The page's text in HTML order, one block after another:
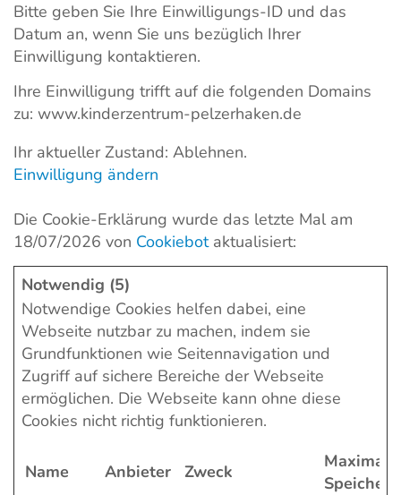
Bitte geben Sie Ihre Einwilligungs-ID und das
Datum an, wenn Sie uns bezüglich Ihrer
Einwilligung kontaktieren.
Ihre Einwilligung trifft auf die folgenden Domains
zu: www.kinderzentrum-pelzerhaken.de
Ihr aktueller Zustand: Ablehnen.
Einwilligung ändern
Die Cookie-Erklärung wurde das letzte Mal am
18/07/2026 von Cookiebotaktualisiert:
Notwendig (5)
Notwendige Cookies helfen dabei, eine
Webseite nutzbar zu machen, indem sie
Grundfunktionen wie Seitennavigation und
Zugriff auf sichere Bereiche der Webseite
ermöglichen. Die Webseite kann ohne diese
Cookies nicht richtig funktionieren.
Name Anbieter Zweck
Maximale